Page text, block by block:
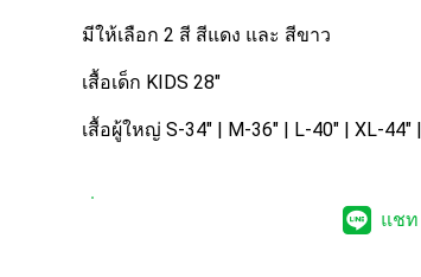
มีให้เลือก 2 สี สีแดง และ สีขาว
เสื้อเด็ก KIDS 28"
เสื้อผู้ใหญ่ S-34" | M-36" | L-40" | XL-44"
แชท